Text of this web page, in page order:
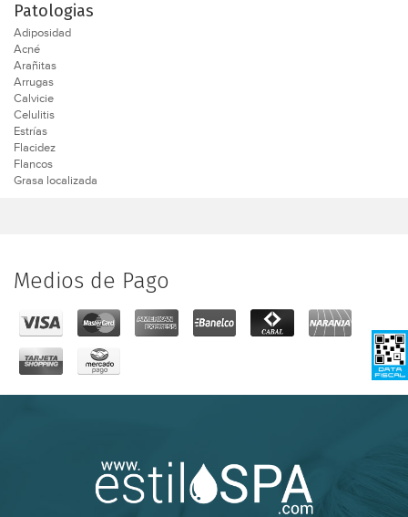
Patologias
Adiposidad
Acné
Arañitas
Arrugas
Calvicie
Celulitis
Estrías
Flacidez
Flancos
Grasa localizada
Medios de Pago